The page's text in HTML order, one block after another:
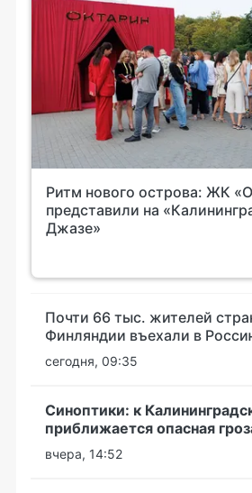
Ритм нового острова: ЖК
представили на
Джазе»
Почти 66 тыс. жителей
Финляндии въехали в
сегодня, 09:35
Синоптики: к
приближается опасная
вчера, 14:52